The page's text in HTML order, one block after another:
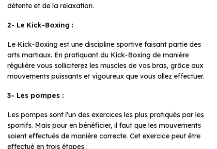
détente et de la relaxation.
2- Le Kick-Boxing :
Le Kick-Boxing est une discipline sportive faisant partie des
arts martiaux. En pratiquant du Kick-Boxing de manière
régulière vous solliciterez les muscles de vos bras, grâce aux
mouvements puissants et vigoureux que vous allez effectuer.
3- Les pompes :
Les pompes sont l’un des exercices les plus pratiqués par les
sportifs. Mais pour en bénéficier, il faut que les mouvements
soient effectués de manière correcte. Cet exercice peut être
effectué en trois étapes :